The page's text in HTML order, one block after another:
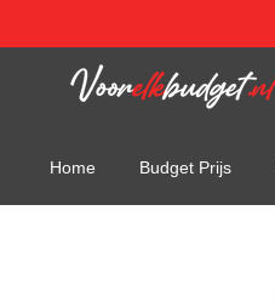
direct
Home Budget Prijs